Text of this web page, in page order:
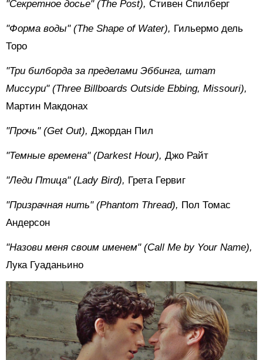
"Секретное досье" (The Post), Стивен Спилберг
"Форма воды" (The Shape of Water), Гильермо дель
Торо
"Три билборда за пределами Эббинга, штат
Миссури" (Three Billboards Outside Ebbing, Missouri),
Мартин Макдонах
"Прочь" (Get Out), Джордан Пил
"Темные времена" (Darkest Hour), Джо Райт
"Леди Птица" (Lady Bird), Грета Гервиг
"Призрачная нить" (Phantom Thread), Пол Томас
Андерсон
"Назови меня своим именем" (Call Me by Your Name),
Лука Гуаданьино